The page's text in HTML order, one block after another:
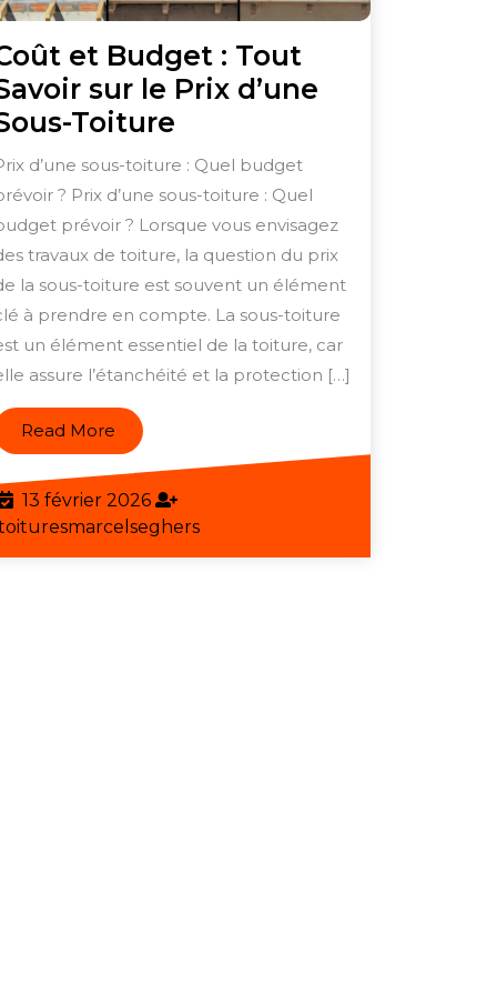
et Budget : Tout
sur le Prix d’une
Toiture
et
Budget
:
Tout
Savoir
sur
le
Prix
Sous-
Toiture
d’une sous-toiture : Quel budget
? Prix d’une sous-toiture : Quel
prévoir ? Lorsque vous envisagez
travaux de toiture, la question du prix
la sous-toiture est souvent un élément
à prendre en compte. La sous-toiture
un élément essentiel de la toiture, car
assure l’étanchéité et la protection […]
Read More Read
More
13 février 202613
février
2026
toituresmarcelseghers